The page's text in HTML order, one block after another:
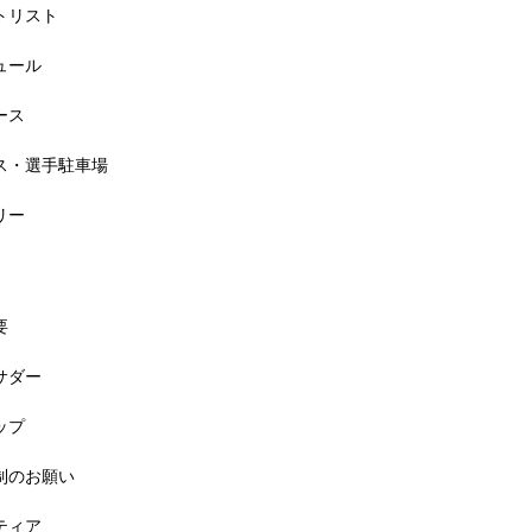
無料! 5月6日(祝) 「小学生ラン教室」
リスト
ール
ス
・選手駐車場
ー
ダー
プ
のお願い
ィア